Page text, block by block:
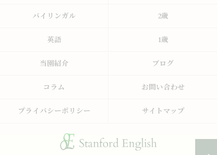
バイリンガル 2歳
英語 1歳
当園紹介 ブログ
コラム お問い合わせ
プライバシーポリシー サイトマップ